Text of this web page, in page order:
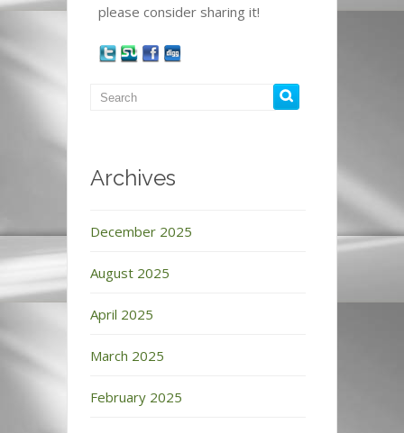
please consider sharing it!
Archives
December 2025
August 2025
April 2025
March 2025
February 2025